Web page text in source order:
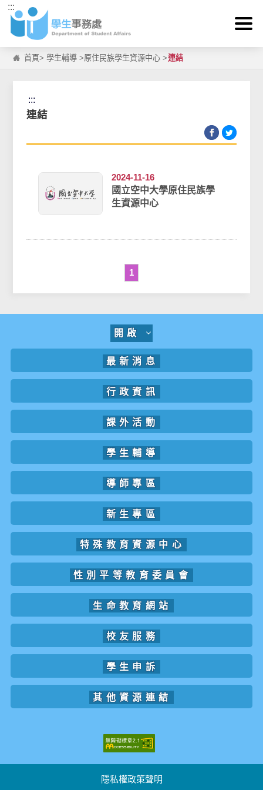
跳到主要內容區塊
:::
首頁>學生輔導 >原住民族學生資源中心 >連結
:::
連結
2024-11-16
國立空中大學原住民族學
生資源中心
1
開啟
最新消息
行政資訊
課外活動
學生輔導
導師專區
新生專區
特殊教育資源中心
性別平等教育委員會
生命教育網站
校友服務
學生申訴
其他資源連結
隱私權政策聲明